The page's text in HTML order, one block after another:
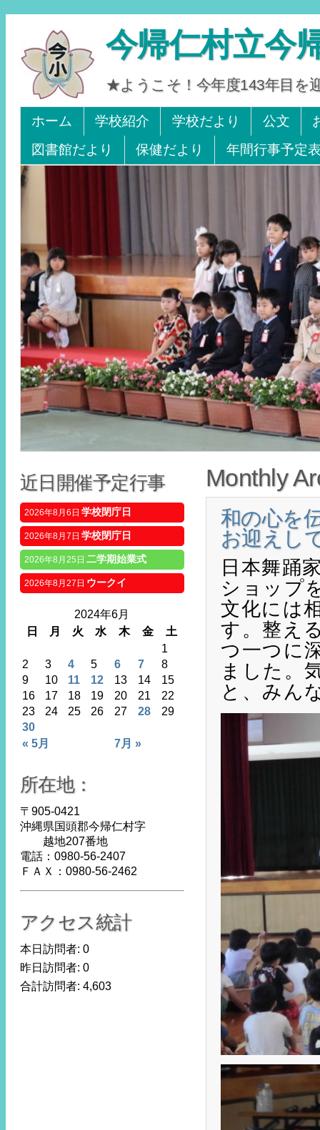
今帰仁村立今
★ようこそ！今年度143年目を
Tel 0980-56-2405. Fax 0980-56-2242
ホーム 学校紹介 学校だより 公文
図書館だより
保健だより 年間行事予定
Monthly
和の心を
お迎えし
日本舞踊
ショップ
文化には
す。整え
つ一つに
ました。
と、みん
近日開催予定行事
2026年8月6日 学校閉庁日
2026年8月7日 学校閉庁日
2026年8月25日 二学期始業式
2026年8月27日 ウークイ
2024年6月
日
月 火 水 木 金 土
« 5月 7月 »
1
2
3 4 5 6 7
8
9
10 11 12 13 14
15
16
17 18 19 20 21
22
23
24 25 26 27 28
29
30
所在地：
〒905-0421
沖縄県国頭郡今帰仁村字
越地207番地
電話：0980-56-2407
ＦＡＸ：0980-56-2462
アクセス統計
本日訪問者: 0
昨日訪問者: 0
合計訪問者: 4,603